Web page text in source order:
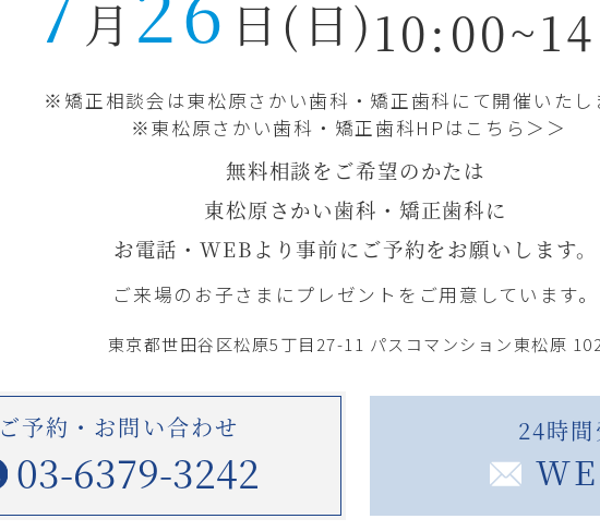
月 日(日)
※矯正相談会は東松原さかい歯科・矯正歯科にて開催いたし
※東松原さかい歯科・矯正歯科HPは こちら＞＞
無料相談をご希望のかたは
東松原さかい歯科・矯正歯科に
お電話・WEBより 事前にご予約をお願いします。
ご来場のお子さまに プレゼントをご用意しています。
東京都世田谷区松原5丁目27-11 パスコマンション東松原
ご予約・お問い合わせ
03-6379-3242
24時